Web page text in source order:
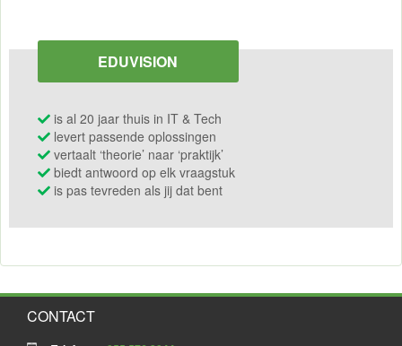
EDUVISION
is al 20 jaar thuis in IT & Tech
levert passende oplossingen
vertaalt ‘theorie’ naar ‘praktijk’
biedt antwoord op elk vraagstuk
is pas tevreden als jij dat bent
CONTACT